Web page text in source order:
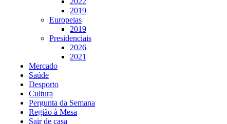
2019
Europeias
2019
Presidenciais
2026
2021
Mercado
Saúde
Desporto
Cultura
Pergunta da Semana
Região à Mesa
Sair de casa